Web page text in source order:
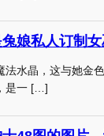
水晶，这与她金
是一 […]